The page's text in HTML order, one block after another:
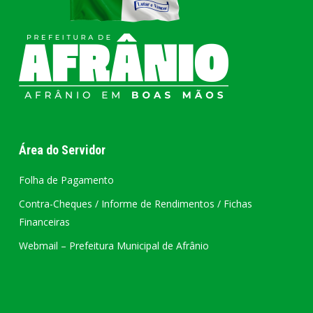
Área do Servidor
Folha de Pagamento
Contra-Cheques / Informe de Rendimentos / Fichas
Financeiras
Webmail – Prefeitura Municipal de Afrânio